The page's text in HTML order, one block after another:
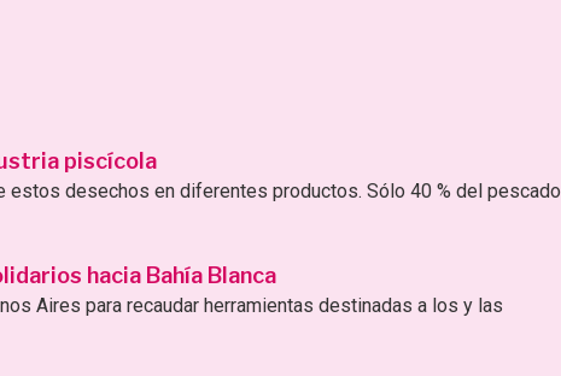
piscícola
desechos en diferentes productos. Sólo 40 % del pescado
hacia Bahía Blanca
Aires para recaudar herramientas destinadas a los y las